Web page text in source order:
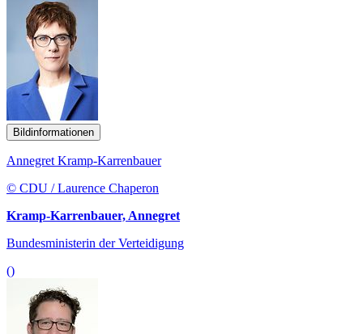
Bildinformationen
Annegret Kramp-Karrenbauer
© CDU / Laurence Chaperon
Kramp-Karrenbauer, Annegret
Bundesministerin der Verteidigung
()